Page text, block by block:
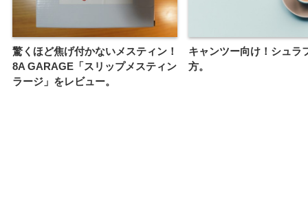
驚くほど焦げ付かないメスティン！
8A GARAGE「スリップメスティン
ラージ」をレビュー。
キャンツー向け！シュラ
方。